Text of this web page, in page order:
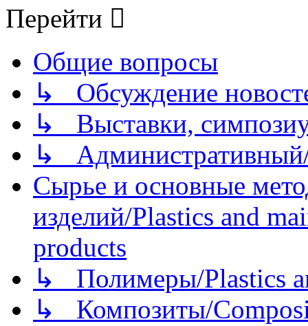
Перейти
Общие вопросы
↳ Обсуждение
↳ Выставки,
↳
Сырье и основные
изделий/Plastics and
products
↳ Полимеры/Plastics
↳ Композиты/